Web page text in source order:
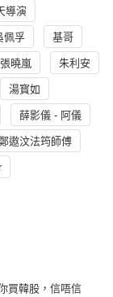
導演
佩孚 基哥
張曉嵐 朱利安
湯寳如
薛影儀 - 阿儀
遨汶法筠師傅
買韓股，信唔信